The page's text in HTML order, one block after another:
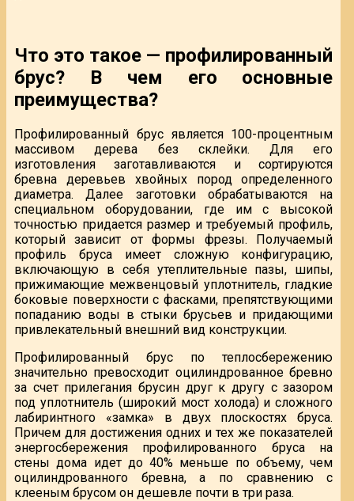
Что это такое — профилированный
брус? В чем его основные
преимущества?
Профилированный брус является 100-процентным
массивом дерева без склейки. Для его
изготовления заготавливаются и сортируются
бревна деревьев хвойных пород определенного
диаметра. Далее заготовки обрабатываются на
специальном оборудовании, где им с высокой
точностью придается размер и требуемый профиль,
который зависит от формы фрезы. Получаемый
профиль бруса имеет сложную конфигурацию,
включающую в себя утеплительные пазы, шипы,
прижимающие межвенцовый уплотнитель, гладкие
боковые поверхности с фасками, препятствующими
попаданию воды в стыки брусьев и придающими
привлекательный внешний вид конструкции.
Профилированный брус по теплосбережению
значительно превосходит оцилиндрованное бревно
за счет прилегания брусин друг к другу с зазором
под уплотнитель (широкий мост холода) и сложного
лабиринтного «замка» в двух плоскостях бруса.
Причем для достижения одних и тех же показателей
энергосбережения профилированного бруса на
стены дома идет до 40% меньше по объему, чем
оцилиндрованного бревна, а по сравнению с
клееным брусом он дешевле почти в три раза.